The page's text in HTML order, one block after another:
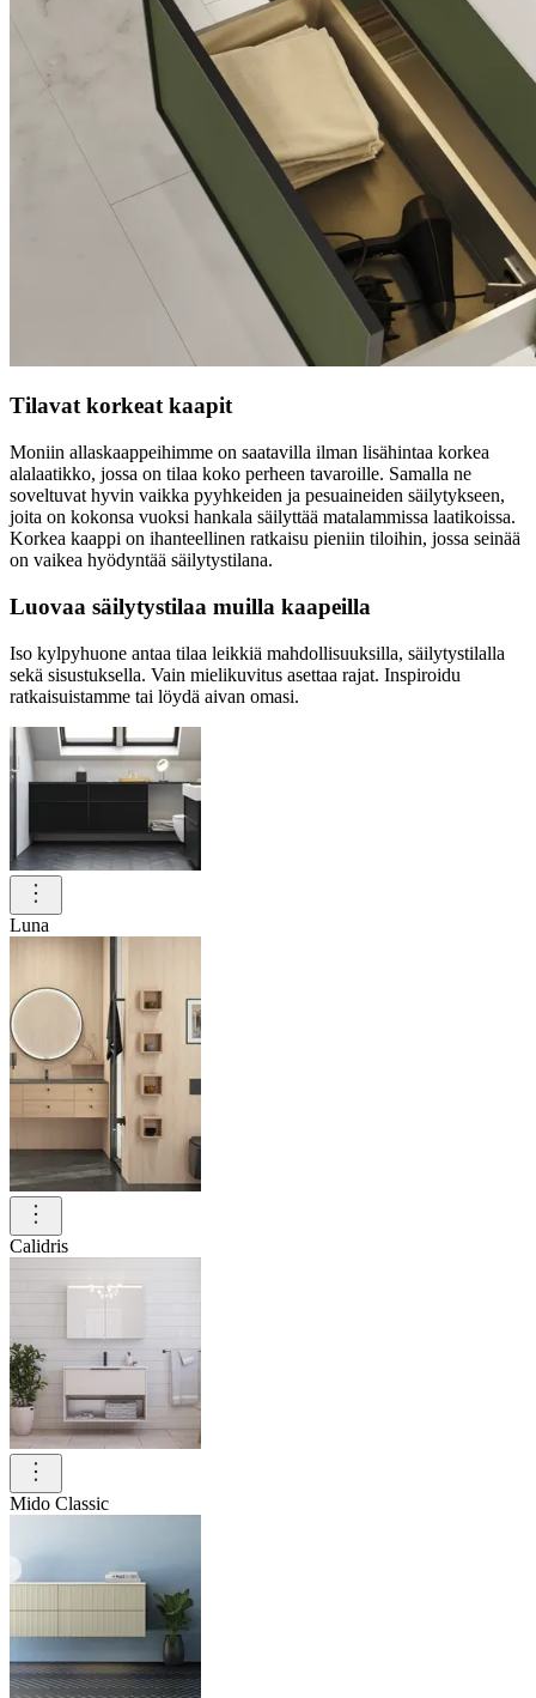
Tilavat korkeat kaapit
Moniin allaskaappeihimme on saatavilla ilman lisähintaa korkea
alalaatikko, jossa on tilaa koko perheen tavaroille. Samalla ne
soveltuvat hyvin vaikka pyyhkeiden ja pesuaineiden säilytykseen,
joita on kokonsa vuoksi hankala säilyttää matalammissa laatikoissa.
Korkea kaappi on ihanteellinen ratkaisu pieniin tiloihin, jossa seinää
on vaikea hyödyntää säilytystilana.
Luovaa säilytystilaa muilla kaapeilla
Iso kylpyhuone antaa tilaa leikkiä mahdollisuuksilla, säilytystilalla
sekä sisustuksella. Vain mielikuvitus asettaa rajat. Inspiroidu
ratkaisuistamme tai löydä aivan omasi.
Luna
Calidris
Mido Classic